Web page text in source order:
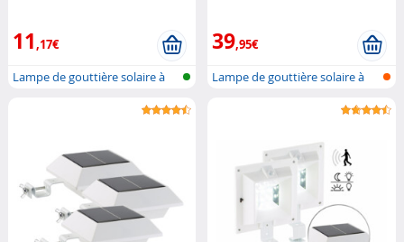
11,17€
Lampe de gouttière solaire à
39,95€
Lampe de gouttière solaire à